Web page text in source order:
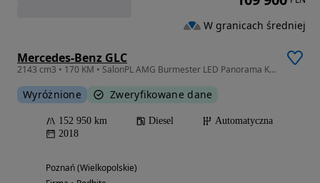
Mercedes-Benz GLC
2143 cm3 • 170 KM • SalonPL AMG Burmester LED Panorama Kamera Android/CarPlay Hak FV 23%
Wyróżnione Zweryfikowane dane
152 950 km Diesel
Automatyczna
2018
Poznań (Wielkopolskie)
W granicach średniej